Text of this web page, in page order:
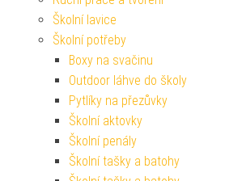
Školní lavice
Školní potřeby
Boxy na svačinu
Outdoor láhve do školy
Pytlíky na přezůvky
Školní aktovky
Školní penály
Školní tašky a batohy